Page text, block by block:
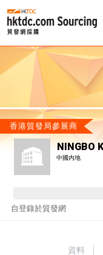
香港貿發局參展商
NINGBO
中國內地
自登錄於貿發網
資料